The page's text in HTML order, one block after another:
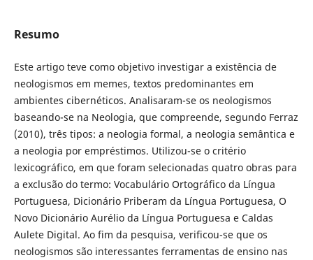
Resumo
Este artigo teve como objetivo investigar a existência de
neologismos em memes, textos predominantes em
ambientes cibernéticos. Analisaram-se os neologismos
baseando-se na Neologia, que compreende, segundo Ferraz
(2010), três tipos: a neologia formal, a neologia semântica e
a neologia por empréstimos. Utilizou-se o critério
lexicográfico, em que foram selecionadas quatro obras para
a exclusão do termo: Vocabulário Ortográfico da Língua
Portuguesa, Dicionário Priberam da Língua Portuguesa, O
Novo Dicionário Aurélio da Língua Portuguesa e Caldas
Aulete Digital. Ao fim da pesquisa, verificou-se que os
neologismos são interessantes ferramentas de ensino nas